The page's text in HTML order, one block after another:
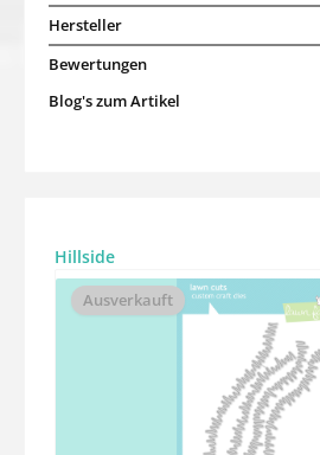
Hersteller
Bewertungen
Blog's zum Artikel
Produktgalerie überspringen
Hillside
Ausverkauft